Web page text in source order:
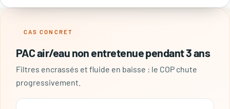
CAS CONCRET
PAC air/eau non entretenue pendant 3 ans
Filtres encrassés et fluide en baisse : le COP chute
progressivement.